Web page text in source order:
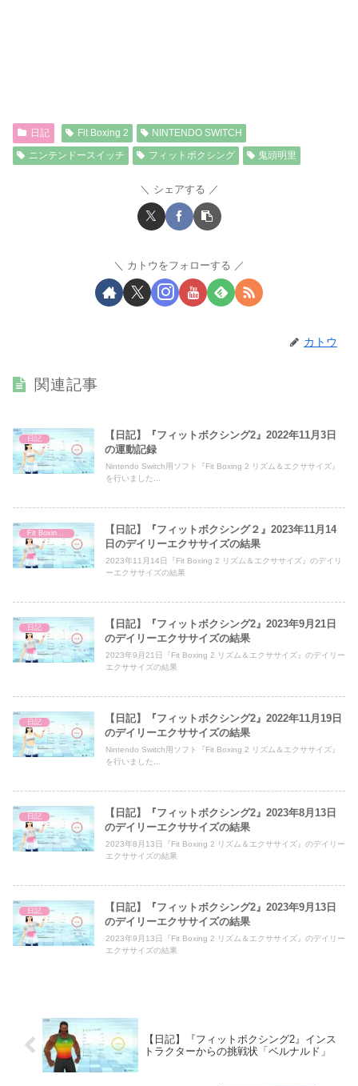
日記 Fit Boxing 2
NINTENDO SWITCH
ニンテンドースイッチ
フィットボクシング 鬼頭明里
シェアする
カトウをフォローする
カトウ
関連記事
日記
【日記】『フィットボクシング2』2022年11月3日
の運動記録
Nintendo Switch用ソフト『Fit Boxing 2 リズム＆エクササイズ』
を行いました...
Fit Boxing 2
【日記】『フィットボクシング２』2023年11月14
日のデイリーエクササイズの結果
2023年11月14日『Fit Boxing 2 リズム＆エクササイズ』のデイリ
ーエクササイズの結果
日記
【日記】『フィットボクシング2』2023年9月21日
のデイリーエクササイズの結果
2023年9月21日『Fit Boxing 2 リズム＆エクササイズ』のデイリー
エクササイズの結果
日記
【日記】『フィットボクシング2』2022年11月19日
のデイリーエクササイズの結果
Nintendo Switch用ソフト『Fit Boxing 2 リズム＆エクササイズ』
を行いました...
日記
【日記】『フィットボクシング2』2023年8月13日
のデイリーエクササイズの結果
2023年8月13日『Fit Boxing 2 リズム＆エクササイズ』のデイリー
エクササイズの結果
日記
【日記】『フィットボクシング2』2023年9月13日
のデイリーエクササイズの結果
2023年9月13日『Fit Boxing 2 リズム＆エクササイズ』のデイリー
エクササイズの結果
【日記】『フィットボクシング2』インス
トラクターからの挑戦状「ベルナルド」